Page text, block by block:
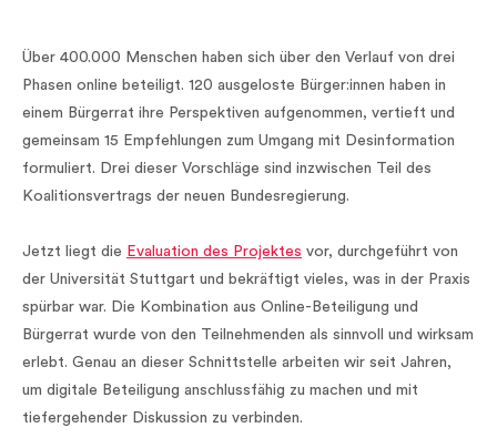
Über 400.000 Menschen haben sich über den Verlauf von drei
Phasen online beteiligt. 120 ausgeloste Bürger:innen haben in
einem Bürgerrat ihre Perspektiven aufgenommen, vertieft und
gemeinsam 15 Empfehlungen zum Umgang mit Desinformation
formuliert. Drei dieser Vorschläge sind inzwischen Teil des
Koalitionsvertrags der neuen Bundesregierung.
Jetzt liegt die Evaluation des Projektes vor, durchgeführt von
der Universität Stuttgart und bekräftigt vieles, was in der Praxis
spürbar war. Die Kombination aus Online-Beteiligung und
Bürgerrat wurde von den Teilnehmenden als sinnvoll und wirksam
erlebt. Genau an dieser Schnittstelle arbeiten wir seit Jahren,
um digitale Beteiligung anschlussfähig zu machen und mit
tiefergehender Diskussion zu verbinden.